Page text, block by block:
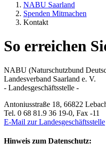
NABU Saarland
Spenden Mitmachen
Kontakt
So erreichen
NABU (Naturschutzbund
Landesverband Saarland e. V.
- Landesgeschäftsstelle -
Antoniusstraße 18, 66822
Tel. 0 68 81.9 36 19-0, Fax -11
E-Mail zur Landesgeschäftsstelle
Hinweis zum Datenschutz: